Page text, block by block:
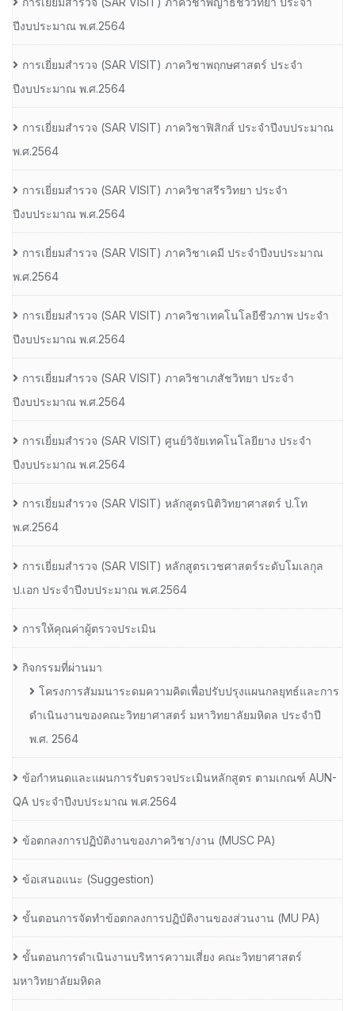
ปีงบประมาณ พ.ศ.2564
การเยี่ยมสํารวจ (SAR VISIT) ภาควิชาพฤกษศาสตร์ ประจํา
ปีงบประมาณ พ.ศ.2564
การเยี่ยมสํารวจ (SAR VISIT) ภาควิชาฟิสิกส์ ประจําปีงบประมาณ
พ.ศ.2564
การเยี่ยมสํารวจ (SAR VISIT) ภาควิชาสรีรวิทยา ประจํา
ปีงบประมาณ พ.ศ.2564
การเยี่ยมสํารวจ (SAR VISIT) ภาควิชาเคมี ประจําปีงบประมาณ
พ.ศ.2564
การเยี่ยมสํารวจ (SAR VISIT) ภาควิชาเทคโนโลยีชีวภาพ ประจํา
ปีงบประมาณ พ.ศ.2564
การเยี่ยมสํารวจ (SAR VISIT) ภาควิชาเภสัชวิทยา ประจํา
ปีงบประมาณ พ.ศ.2564
การเยี่ยมสํารวจ (SAR VISIT) ศูนย์วิจัยเทคโนโลยียาง ประจํา
ปีงบประมาณ พ.ศ.2564
การเยี่ยมสํารวจ (SAR VISIT) หลักสูตรนิติวิทยาศาสตร์ ป.โท
พ.ศ.2564
การเยี่ยมสํารวจ (SAR VISIT) หลักสูตรเวชศาสตร์ระดับโมเลกุล
ป.เอก ประจําปีงบประมาณ พ.ศ.2564
การให้คุณค่าผู้ตรวจประเมิน
กิจกรรมที่ผ่านมา
โครงการสัมมนาระดมความคิดเพื่อปรับปรุงแผนกลยุทธ์และการ
ดำเนินงานของคณะวิทยาศาสตร์ มหาวิทยาลัยมหิดล ประจำปี
พ.ศ. 2564
ข้อกำหนดและแผนการรับตรวจประเมินหลักสูตร ตามเกณฑ์ AUN-
QA ประจำปีงบประมาณ พ.ศ.2564
ข้อตกลงการปฏิบัติงานของภาควิชา/งาน (MUSC PA)
ข้อเสนอแนะ (Suggestion)
ขั้นตอนการจัดทำข้อตกลงการปฏิบัติงานของส่วนงาน (MU PA)
ขั้นตอนการดำเนินงานบริหารความเสี่ยง คณะวิทยาศาสตร์
มหาวิทยาลัยมหิดล